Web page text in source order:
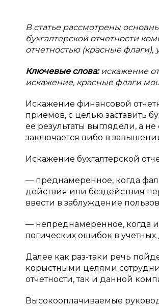
В статье рассмотрены
бухгалтерской отчетности
отчетностью (красные
Ключевые слова:искажение
искажение, красные флаги
Искажение финансовой
приемов, с целью заставить
ее результаты выглядели, а
заключается либо в
Искажение бухгалтерской
— преднамеренное, когда
действия или бездействия
ввести в заблуждение
— непреднамеренное, когда
логических ошибок в учетных
Далее как раз-таки речь
корыстными целями
отчетности, так и данной
Высокооплачиваемые